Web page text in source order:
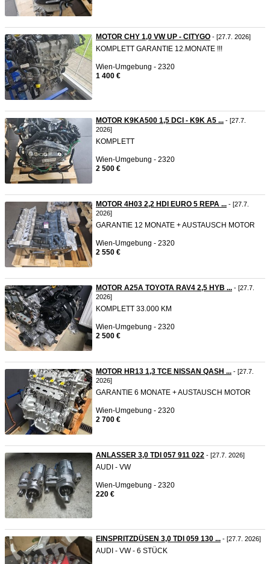
MOTOR CHY 1,0 VW UP - CITYGO - [27.7. 2026]
KOMPLETT GARANTIE 12.MONATE !!!
Wien-Umgebung - 2320
1 400 €
MOTOR K9KA500 1,5 DCI - K9K A5 ... - [27.7.
2026]
KOMPLETT
Wien-Umgebung - 2320
2 500 €
MOTOR 4H03 2,2 HDI EURO 5 REPA ... - [27.7.
2026]
GARANTIE 12 MONATE + AUSTAUSCH MOTOR
Wien-Umgebung - 2320
2 550 €
MOTOR A25A TOYOTA RAV4 2,5 HYB ... - [27.7.
2026]
KOMPLETT 33.000 KM
Wien-Umgebung - 2320
2 500 €
MOTOR HR13 1,3 TCE NISSAN QASH ... - [27.7.
2026]
GARANTIE 6 MONATE + AUSTAUSCH MOTOR
Wien-Umgebung - 2320
2 700 €
ANLASSER 3,0 TDI 057 911 022 - [27.7. 2026]
AUDI - VW
Wien-Umgebung - 2320
220 €
EINSPRITZDÜSEN 3,0 TDI 059 130 ... - [27.7. 2026]
AUDI - VW - 6 STÜCK